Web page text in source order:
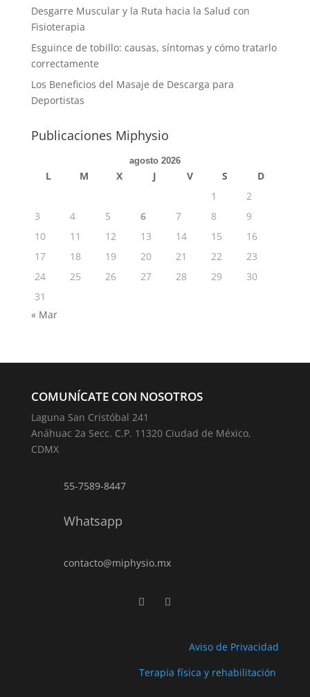
Desgarre Muscular y la Ruta hacia la Salud con
Fisioterapia
Esguince de tobillo: causas, síntomas y cómo tratarlo
correctamente
Los Beneficios del Masaje de Descarga para
Deportistas
Publicaciones Miphysio
agosto 2026
L M X J V S
D
1
2
3
4 5 6 7 8
9
10
11 12 13 14 15
16
17
18 19 20 21 22
23
24
25 26 27 28 29
30
31
« Mar
COMUNÍCATE CON NOSOTROS
Laguna San Cristóbal 241
Anáhuac 2a Secc. C.P. 11320 Ciudad de México,
CDMX
55-7589-8447
Whatsapp
contacto@miphysio.mx
Aviso de Privacidad
Terapia física y rehabilitación